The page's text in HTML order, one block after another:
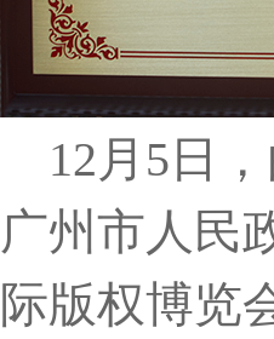
12月5日，
广州市人民
际版权博览